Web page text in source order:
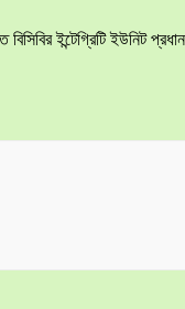
ইন্টেগ্রিটি ইউনিট